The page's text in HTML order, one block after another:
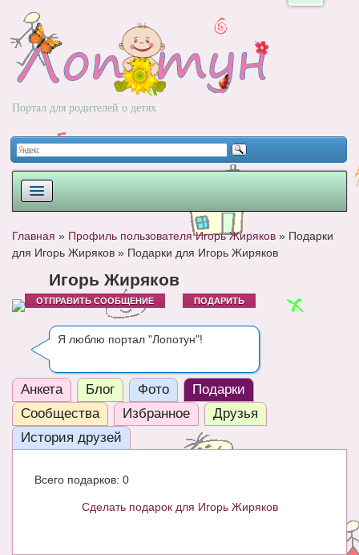
Портал для родителей о детях
РОДЫ
НОВОРОЖДЕННЫЙ
ВОПРОС-ОТВЕТ
ЧАТ
КНИГИ
Рекомендовано
ПСИХОЛОГИЯ
Главная » Профиль пользователя Игорь Жиряков » Подарки
для Игорь Жиряков » Подарки для Игорь Жиряков
Игорь Жиряков
ОТПРАВИТЬ СООБЩЕНИЕ ПОДАРИТЬ
Я люблю портал "Лопотун"!
Анкета Блог Фото
Подарки
Сообщества
Избранное
Друзья
История друзей
Всего подарков: 0
Сделать подарок для Игорь Жиряков